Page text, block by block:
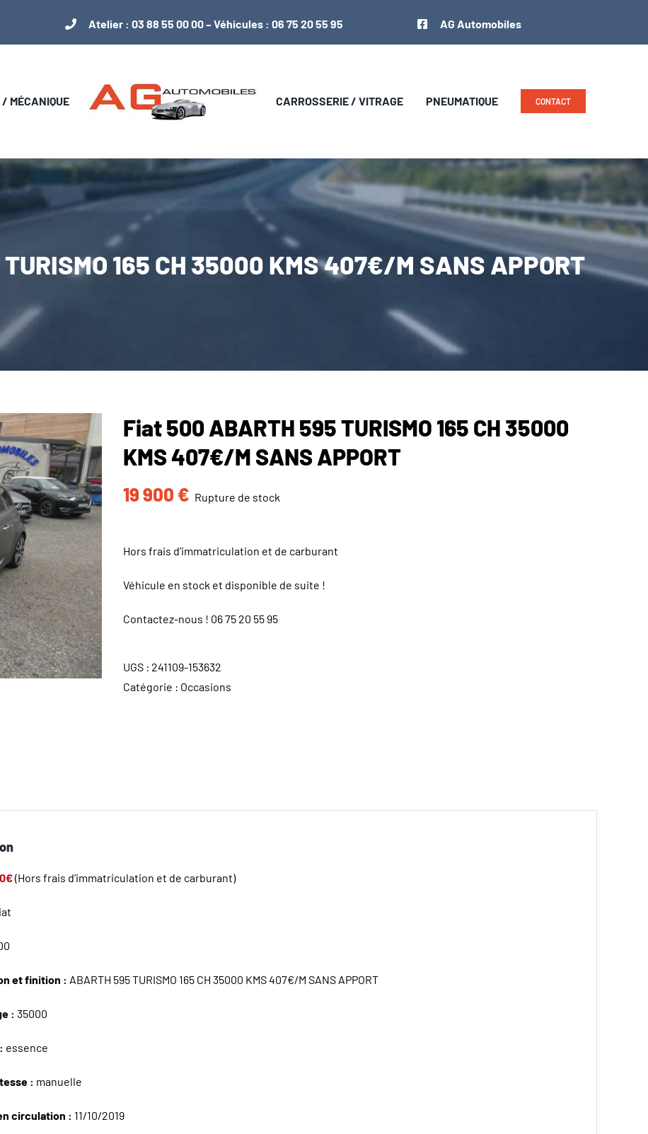
Atelier : 03 88 55 00 00– Véhicules : 06 75 20 55 95 AG Automobiles
MÉCANIQUE CARROSSERIE / VITRAGE PNEUMATIQUE CONTACT
165 CH 35000 KMS 407€/M SANS APPORT
Fiat 500 ABARTH 595 TURISMO 165 CH 35000
KMS 407€/M SANS APPORT
19 900 € Rupture de stock
Hors frais d’immatriculation et de carburant
Véhicule en stock et disponible de suite !
Contactez-nous ! 06 75 20 55 95
UGS : 241109-153632
Catégorie : Occasions
(Hors frais d’immatriculation et de carburant)
et finition : ABARTH 595 TURISMO 165 CH 35000 KMS 407€/M SANS APPORT
: 35000
essence
: manuelle
circulation : 11/10/2019